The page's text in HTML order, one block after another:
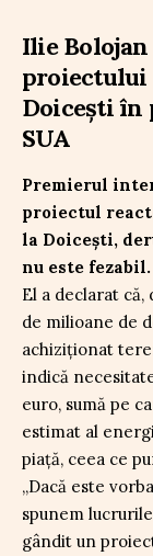
Ilie
proiectului
Doicești în
SUA
Premierul
proiectul
la Doicești,
nu este fezabil.
El a declarat
de milioane de
achiziționat
indică
euro, sumă pe
estimat al
piață, ceea ce
„Dacă este
spunem
gândit un